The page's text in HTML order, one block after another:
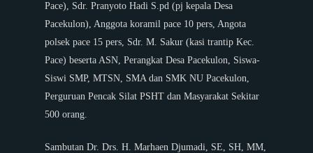
Pace), Sdr. Pranyoto Hadi S.pd (pj kepala Desa
Pacekulon), Anggota koramil pace 10 pers, Angota
polsek pace 15 pers, Sdr. M. Sakur (kasi trantip Kec.
Pace) beserta ASN, Perangkat Desa Pacekulon, Siswa-
Siswi SMP, MTSN, SMA dan SMK NU Pacekulon,
Perguruan Pencak Silat PSHT dan Masyarakat Sekitar
500 orang.
Sambutan Dr. Drs. H. Marhaen Djumadi, SE, SH, MM,